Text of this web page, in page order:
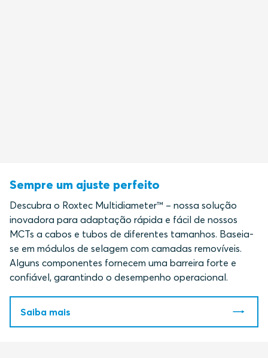
Sempre um ajuste perfeito
Descubra o Roxtec Multidiameter™ – nossa solução
inovadora para adaptação rápida e fácil de nossos
MCTs a cabos e tubos de diferentes tamanhos. Baseia-
se em módulos de selagem com camadas removíveis.
Alguns componentes fornecem uma barreira forte e
confiável, garantindo o desempenho operacional.
Saiba mais